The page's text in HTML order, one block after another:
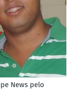
News pelo